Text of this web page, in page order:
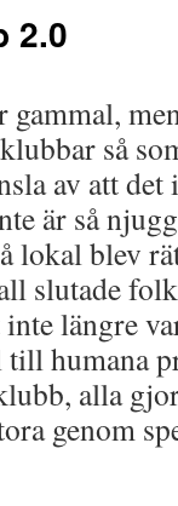
2.0
så
av att
är så
lokal blev
slutade
längre
humana
alla
genom